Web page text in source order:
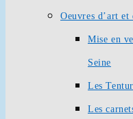
Oeuvres d’art
Mise en
Seine
Les
Les